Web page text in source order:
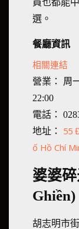
員也都能
選。
餐廳資訊
相關連結
營業： 周
22:00
電話：
地址： 55
ố Hồ Chí
婆婆
Ghiền)
胡志明市